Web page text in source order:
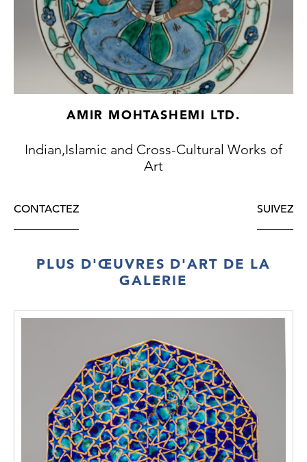
AMIR MOHTASHEMI LTD.
Indian,Islamic and Cross-Cultural Works of
Art
CONTACTEZ SUIVEZ
PLUS D'ŒUVRES D'ART DE LA
GALERIE